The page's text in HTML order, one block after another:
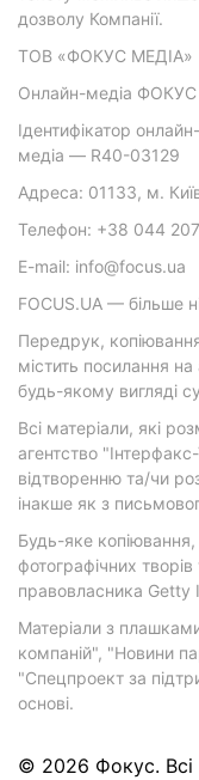
дозволу Компанії.
ТОВ «ФОКУС МЕДІА»
Онлайн-медіа ФОКУС
Ідентифікатор
медіа — R40-03129
Адреса: 01133, м.
Телефон: +38 044
E-mail: info@focus.ua
FOCUS.UA — більше
Передрук,
містить посилання на
будь-якому вигляді
Всі матеріали, які
агентство
відтворенню та/чи
інакше як з
Будь-яке
фотографічних творів
правовласника
Матеріали з
компаній", "Новини
"Спецпроект за
основі.
© 2026 Фокус. Всі